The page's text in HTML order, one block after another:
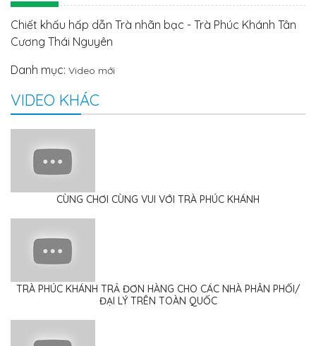
Chiết khấu hấp dẫn Trà nhãn bạc - Trà Phúc Khánh Tân
Cương Thái Nguyên
Danh mục: Video mới
VIDEO KHÁC
CÙNG CHƠI CÙNG VUI VỚI TRÀ PHÚC KHÁNH
TRÀ PHÚC KHÁNH TRẢ ĐƠN HÀNG CHO CÁC NHÀ PHÂN PHỐI/
ĐẠI LÝ TRÊN TOÀN QUỐC